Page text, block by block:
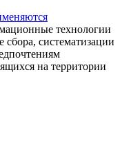
технологии
систематизации
на территории